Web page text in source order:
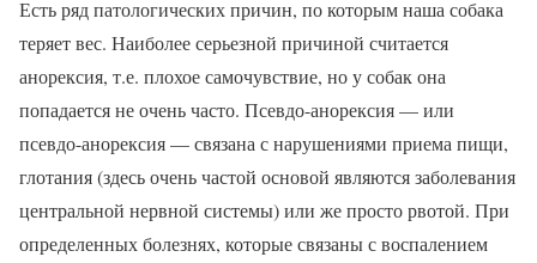
Есть ряд патологических причин, по которым наша собака
теряет вес. Наиболее серьезной причиной считается
анорексия, т.е. плохое самочувствие, но у собак она
попадается не очень часто. Псевдо-анорексия — или
псевдо-анорексия — связана с нарушениями приема пищи,
глотания (здесь очень частой основой являются заболевания
центральной нервной системы) или же просто рвотой. При
определенных болезнях, которые связаны с воспалением